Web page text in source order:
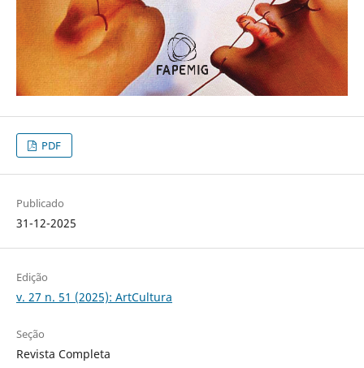
PDF
Publicado
31-12-2025
Edição
v. 27 n. 51 (2025): ArtCultura
Seção
Revista Completa